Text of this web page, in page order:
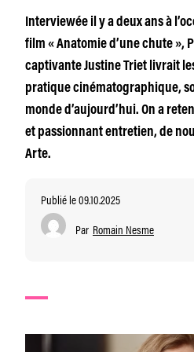
Interviewée il y a deux ans à
film « Anatomie d’une chute »,
captivante Justine Triet livrait
pratique cinématographique,
monde d’aujourd’hui. On a
et passionnant entretien, de
Arte.
Publié le 09.10.2025
Par Romain Nesme